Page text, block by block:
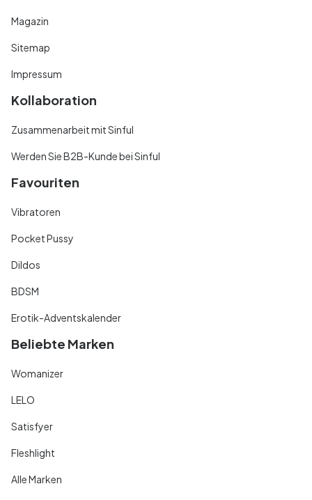
Magazin
Sitemap
Impressum
Kollaboration
Zusammenarbeit mit Sinful
Werden Sie B2B-Kunde bei Sinful
Favouriten
Vibratoren
Pocket Pussy
Dildos
BDSM
Erotik-Adventskalender
Beliebte Marken
Womanizer
LELO
Satisfyer
Fleshlight
Alle Marken